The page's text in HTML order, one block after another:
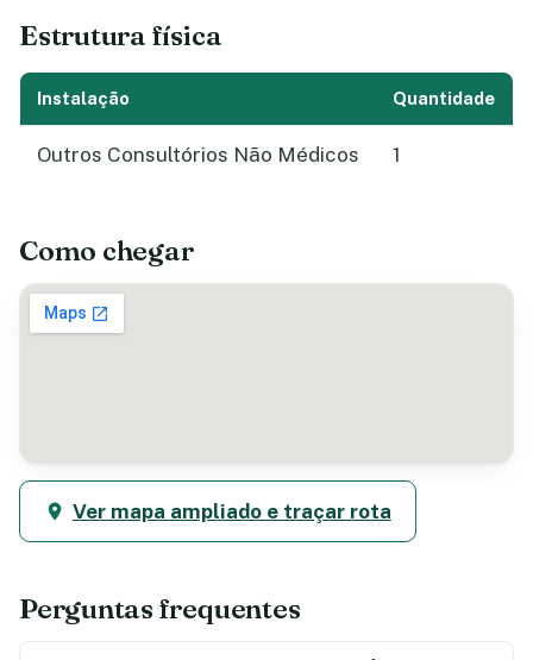
Estrutura física
Instalação Quantidade
Outros Consultórios Não Médicos 1
Como chegar
Ver mapa ampliado e traçar rota
Perguntas frequentes